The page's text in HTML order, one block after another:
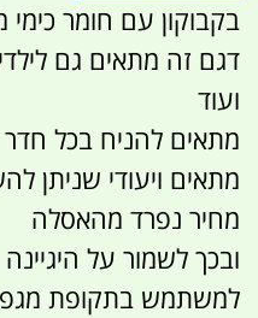
בקבוקון עם חומר
דגם זה מתאים גם
ועוד
מתאים להניח בכל
מחיר נפרד מהאסלה
ובכך לשמור על
למשתמש בתקופת